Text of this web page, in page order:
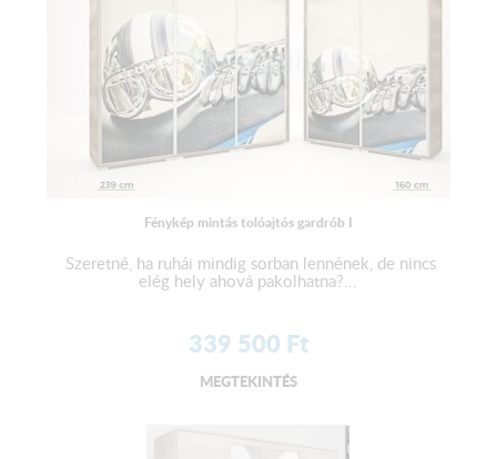
Fénykép mintás tolóajtós gardrób I
Szeretné, ha ruhái mindig sorban lennének, de nincs
elég hely ahová pakolhatna?...
339 500 Ft
MEGTEKINTÉS